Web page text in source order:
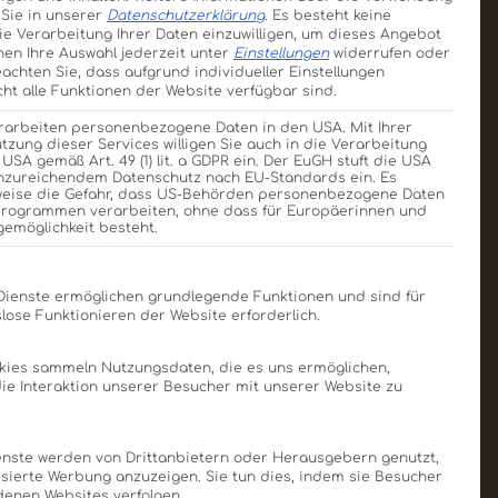
Sie uns von Ihrem
wer weiß: Vielleicht
in unserer Datenschutzerklärung. Es besteht keine
Verarbeitung Ihrer Daten einzuwilligen, um dieses Angebot
Ihre Auswahl jederzeit unter Einstellungenwiderrufen oder
Sie, dass aufgrund individueller Einstellungen
alle Funktionen der Website verfügbar sind.
personenbezogene Daten in den USA. Mit Ihrer
dieser Services willigen Sie auch in die Verarbeitung
gemäß Art. 49 (1) lit. a GDPR ein. Der EuGH stuft die USA
Datenschutz nach EU-Standards ein. Es
die Gefahr, dass US-Behörden personenbezogene Daten
verarbeiten, ohne dass für Europäerinnen und
besteht.
der Service-Gruppen, für die eine Einwilligung
ermöglichen grundlegende Funktionen und sind für
Funktionieren der Website erforderlich.
sammeln Nutzungsdaten, die es uns ermöglichen,
Interaktion unserer Besucher mit unserer Website zu
werden von Drittanbietern oder Herausgebern genutzt,
Werbung anzuzeigen. Sie tun dies, indem sie Besucher